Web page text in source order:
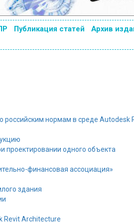
Публикация статей
Архив
нормам в среде Autodesk
проектировании одного объекта
финансовая ассоциация»
здания
Revit Architecture